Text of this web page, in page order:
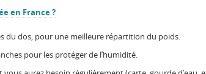
en France ?
du dos, pour une meilleure répartition du poids.
pour les protéger de l’humidité.